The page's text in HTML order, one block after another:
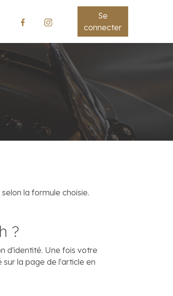
Se
connecter
la formule choisie.
?
d'identité. Une fois votre
la page de l'article en